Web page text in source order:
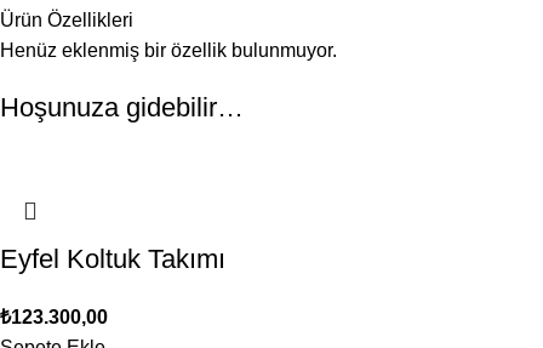
Ürün Özellikleri
Henüz eklenmiş bir özellik bulunmuyor.
Hoşunuza gidebilir…
Eyfel Koltuk Takımı
₺123.300,00